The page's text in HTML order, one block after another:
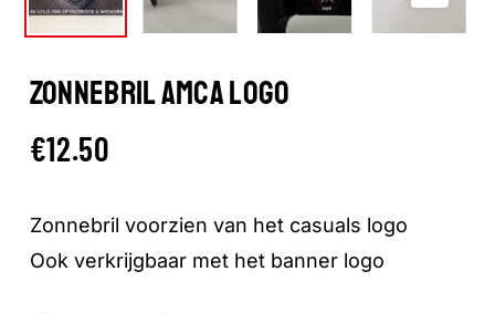
ZONNEBRIL AMCA LOGO
€12.50
Zonnebril voorzien van het casuals logo
Ook verkrijgbaar met het banner logo